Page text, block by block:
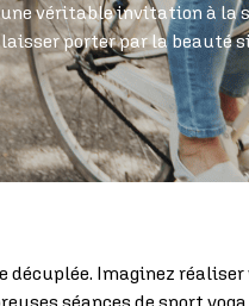
véritable invitation à la
porter par la beauté
décuplée. Imaginez
séances de sport